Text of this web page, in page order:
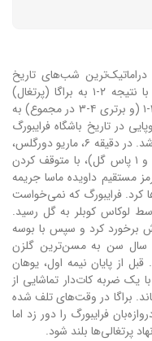
شب‌های تاریخ
فوتبال آلمان بود. فرایبورگ که بازی رفت را با نتیجه ۲-۱ به براگا (پرتغال)
واگذار کرده بود، در بازی برگشت با پیروزی ۳-۱ (و برتری ۴-۳ در مجموع) به
در تاریخ باشگاه فرایبورگ
بازی با یک شوک بزرگ برای براگا آغاز شد. در دقیقه ۶، ماریو دورگلس،
که در بازی رفت قهرمان براگا بود (۱ گل زده و ۱ پاس گل)، با متوقف کردن
مستقیم داویده ماسا جریمه
را بیش از ۸۰ دقیقه با ۱۰ نفر رها کرد. فرایبورگ که نمی‌خواست
را از دست بدهد، در دقیقه ۱۹ توسط لوکاس کوبلر به گل رسید.
برخورد کرد و سپس با بوسه
بر تیرک دروازه، راهی تور شد. کوبلر با ۳۳ سال سن به مسن‌ترین گلزن
از پایان نیمه اول، یوهان
با یک ضربه کات‌دار تماشایی از
براگا در وقت‌های تلف شده
فرایبورگ را دور زد اما
پرتغالی‌ها بلند شود.